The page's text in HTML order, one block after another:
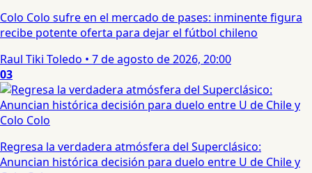
Colo Colo sufre en el mercado de pases: inminente figura
recibe potente oferta para dejar el fútbol chileno
Raul Tiki Toledo • 7 de agosto de 2026, 20:00
03
Regresa la verdadera atmósfera del Superclásico:
Anuncian histórica decisión para duelo entre U de Chile y